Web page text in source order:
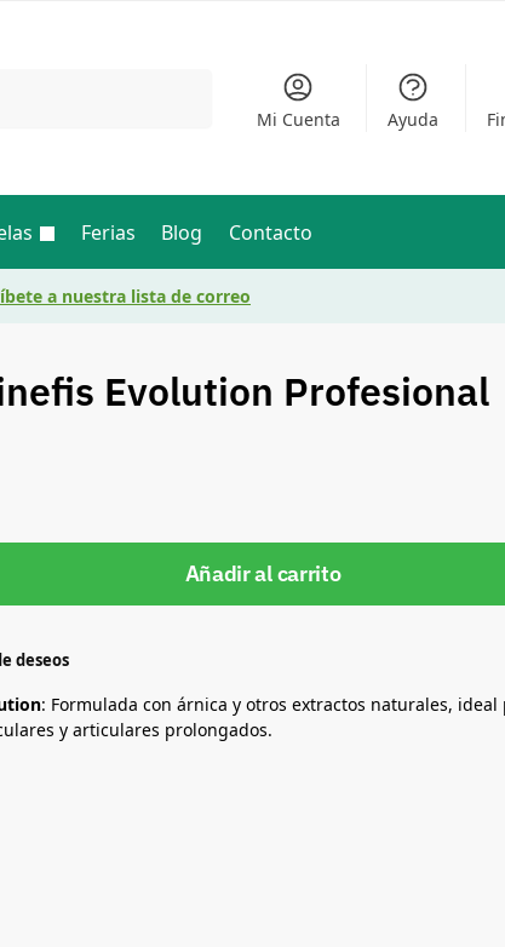
Mi Cuenta Ayuda
Ferias Blog Contacto
a nuestra lista de correo
Evolution Profesional
Añadir al carrito
deseos
: Formulada con árnica y otros extractos naturales, ideal
y articulares prolongados.